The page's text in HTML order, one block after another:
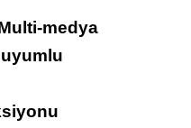
medya
uyumlu